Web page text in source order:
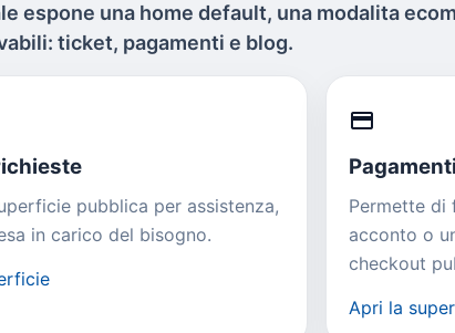
espone una home default, una modalita
ticket, pagamenti e blog.
pubblica per assistenza,
in carico del bisogno.
credit_card
Permette di
acconto o
checkout
Apri la